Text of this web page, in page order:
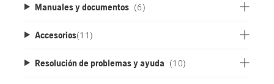
Manuales y documentos (6)
Accesorios(11)
Resolución de problemas y ayuda (10)